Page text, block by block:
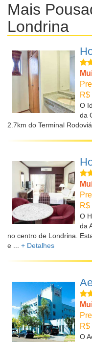
Mais
Londrina
R$
O
da
2.7km do Terminal
R$
O
da
no centro de Londrina.
e ... + Detalhes
R$
O